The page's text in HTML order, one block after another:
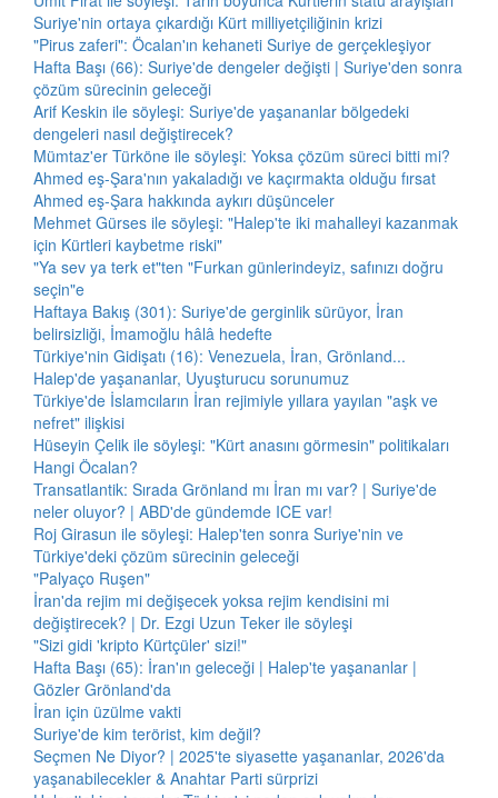
Suriye'nin ortaya çıkardığı Kürt milliyetçiliğinin krizi
"Pirus zaferi": Öcalan'ın kehaneti Suriye de gerçekleşiyor
Hafta Başı (66): Suriye'de dengeler değişti | Suriye'den sonra
çözüm sürecinin geleceği
Arif Keskin ile söyleşi: Suriye'de yaşananlar bölgedeki
dengeleri nasıl değiştirecek?
Mümtaz'er Türköne ile söyleşi: Yoksa çözüm süreci bitti mi?
Ahmed eş-Şara'nın yakaladığı ve kaçırmakta olduğu fırsat
Ahmed eş-Şara hakkında aykırı düşünceler
Mehmet Gürses ile söyleşi: "Halep'te iki mahalleyi kazanmak
için Kürtleri kaybetme riski"
"Ya sev ya terk et"ten "Furkan günlerindeyiz, safınızı doğru
seçin"e
Haftaya Bakış (301): Suriye'de gerginlik sürüyor, İran
belirsizliği, İmamoğlu hâlâ hedefte
Türkiye'nin Gidişatı (16): Venezuela, İran, Grönland...
Halep'de yaşananlar, Uyuşturucu sorunumuz
Türkiye'de İslamcıların İran rejimiyle yıllara yayılan "aşk ve
nefret" ilişkisi
Hüseyin Çelik ile söyleşi: "Kürt anasını görmesin" politikaları
Hangi Öcalan?
Transatlantik: Sırada Grönland mı İran mı var? | Suriye'de
neler oluyor? | ABD'de gündemde ICE var!
Roj Girasun ile söyleşi: Halep'ten sonra Suriye'nin ve
Türkiye'deki çözüm sürecinin geleceği
"Palyaço Ruşen"
İran'da rejim mi değişecek yoksa rejim kendisini mi
değiştirecek? | Dr. Ezgi Uzun Teker ile söyleşi
"Sizi gidi 'kripto Kürtçüler' sizi!"
Hafta Başı (65): İran'ın geleceği | Halep'te yaşananlar |
Gözler Grönland'da
İran için üzülme vakti
Suriye'de kim terörist, kim değil?
Seçmen Ne Diyor? | 2025'te siyasette yaşananlar, 2026'da
yaşanabilecekler & Anahtar Parti sürprizi